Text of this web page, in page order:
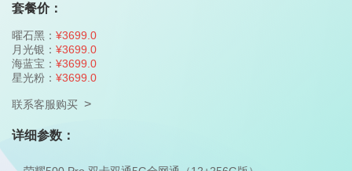
套餐价：
曜石黑： ¥3699.0
月光银： ¥3699.0
海蓝宝： ¥3699.0
星光粉： ¥3699.0
联系客服购买 >
详细参数：